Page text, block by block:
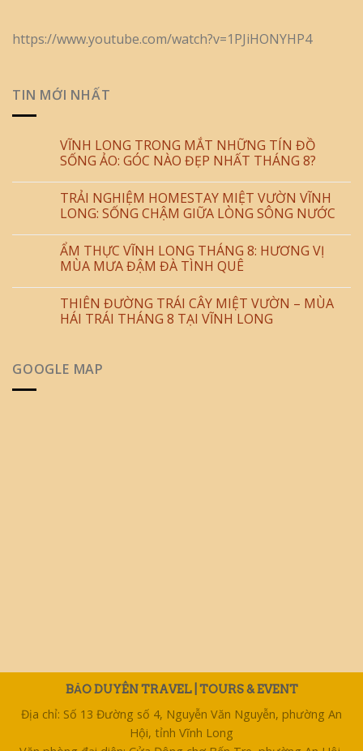
https://www.youtube.com/watch?v=1PJiHONYHP4
TIN MỚI NHẤT
VĨNH LONG TRONG MẮT NHỮNG TÍN ĐỒ
SỐNG ẢO: GÓC NÀO ĐẸP NHẤT THÁNG 8?
TRẢI NGHIỆM HOMESTAY MIỆT VƯỜN VĨNH
LONG: SỐNG CHẬM GIỮA LÒNG SÔNG NƯỚC
ẨM THỰC VĨNH LONG THÁNG 8: HƯƠNG VỊ
MÙA MƯA ĐẬM ĐÀ TÌNH QUÊ
THIÊN ĐƯỜNG TRÁI CÂY MIỆT VƯỜN – MÙA
HÁI TRÁI THÁNG 8 TẠI VĨNH LONG
GOOGLE MAP
BẢO DUYÊN TRAVEL | TOURS & EVENT
Địa chỉ: Số 13 Đường số 4, Nguyễn Văn Nguyễn, phường An
Hội, tỉnh Vĩnh Long